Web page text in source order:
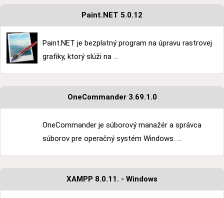
Paint.NET 5.0.12
Paint.NET je bezplatný program na úpravu rastrovej
grafiky, ktorý slúži na ...
OneCommander 3.69.1.0
OneCommander je súborový manažér a správca
súborov pre operačný systém Windows. ...
XAMPP 8.0.11. - Windows